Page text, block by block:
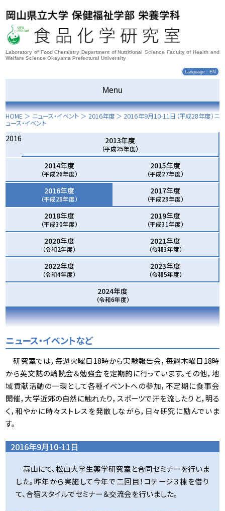
Laboratory of Food Chemistry Department of Nutritional Science Faculty of Health and
Welfare Science Okayama Prefectural University
Language : EN
Menu
HOME ＞ ニュース・イベント ＞ 2016年度 ＞ 2016年9月10-11日 （平成28年度）ニ
ュース・イベント
2016 2013年度
（平成25年度）
2014年度
（平成26年度）
2015年度
（平成27年度）
2016年度
（平成28年度）
2017年度
（平成29年度）
2018年度
（平成30年度）
2019年度
（平成31年度）
2020年度
（令和2年度）
2021年度
（令和3年度）
2022年度
（令和4年度）
2023年度
（令和5年度）
2024年度
（令和6年度）
ニュース・イベントなど
研究室では，毎週火曜日18時から実験報告会，毎週木曜日18時
から英文誌の輪読会＆勉強会を定期的に行っています。その他，地
域貢献活動の一環として各種イベントへの参加，不定期に食事会
開催，大学近郊の自然に触れたり，スポーツで汗を流したりと，明る
く，和やかに時々ストレスを発散しながら，日々研究に励んでいま
す。
2016年9月10-11日
蒜山にて、松山大学生薬学研究室と合同セミナーを行いま
した。昨年から実施して今年で二回目！コテージ３棟を借り
て、合宿スタイルでセミナー＆交流会を行いました。